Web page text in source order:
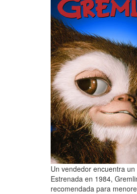
Un vendedor encuentra
Estrenada en 1984,
recomendada para